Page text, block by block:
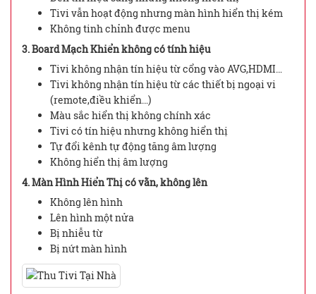
Tivi vẫn hoạt động nhưng màn hình hiển thị kém
Không tinh chỉnh được menu
3. Board Mạch Khiển không có tính hiệu
Tivi không nhận tín hiệu từ cổng vào AVG,HDMI…
Tivi không nhận tín hiệu từ các thiết bị ngoại vi
(remote,điều khiển…)
Màu sắc hiển thị không chính xác
Tivi có tín hiệu nhưng không hiển thị
Tự đổi kênh tự động tăng âm lượng
Không hiển thị âm lượng
4. Màn Hình Hiển Thị có vằn, không lên
Không lên hình
Lên hình một nửa
Bị nhiễu từ
Bị nứt màn hình